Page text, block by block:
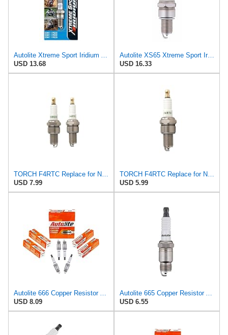
USD 13.68
Autolite XS65 Xtreme Sport Iridium Powersports Spark Plug, Pack of 1
USD 16.33
TORCH F4RTC Replace for NGK BPR4ES Spark Plug,ACDelco R46XLS,Pack of 2
USD 7.99
USD 5.99
USD 8.09
USD 6.55